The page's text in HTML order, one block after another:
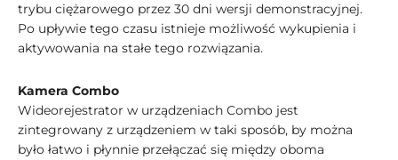
trybu ciężarowego przez 30 dni wersji demonstracyjnej.
Po upływie tego czasu istnieje możliwość wykupienia i
aktywowania na stałe tego rozwiązania.
Kamera Combo
Wideorejestrator w urządzeniach Combo jest
zintegrowany z urządzeniem w taki sposób, by można
było łatwo i płynnie przełączać się między oboma